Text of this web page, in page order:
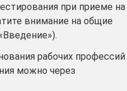
при приеме на
внимание на общие
рабочих профессий
можно через